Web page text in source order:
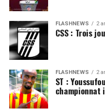
FLASHNEWS 2
CSS : Trois
FLASHNEWS 2
ST :
championnat